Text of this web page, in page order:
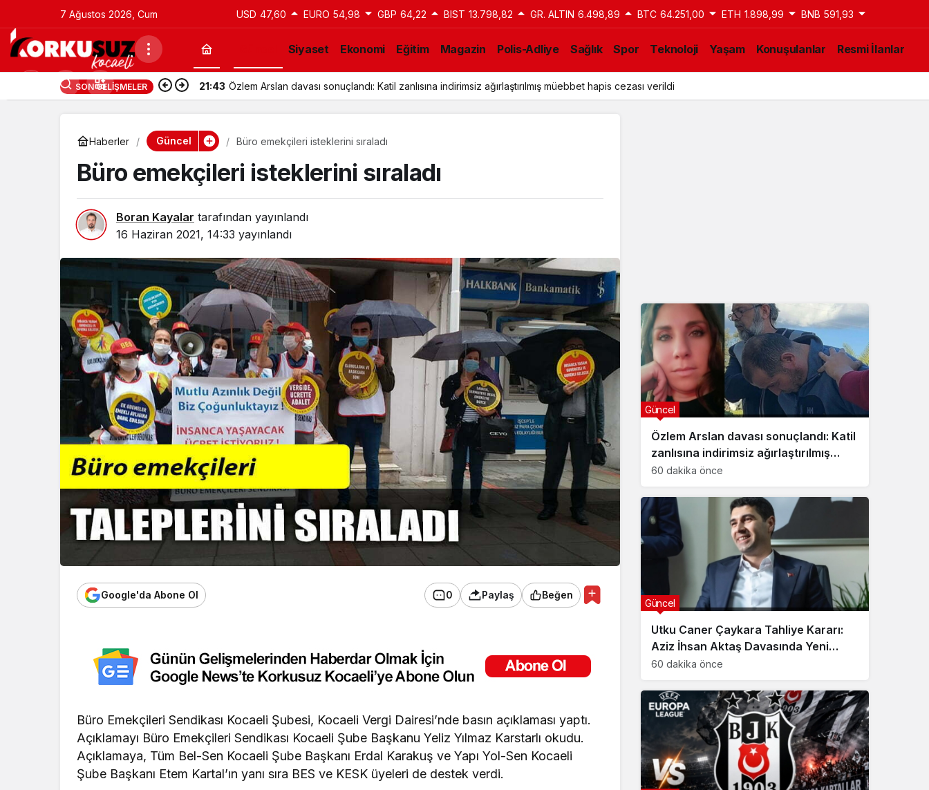
7 Ağustos 2026, Cum USD 47,60 EURO 54,98 GBP 64,22 BIST 13.798,82 GR. ALTIN 6.498,89 BTC 64.251,00 ETH 1.898,99 BNB 591,93
Siyaset Ekonomi Eğitim Magazin Polis-Adliye Sağlık Spor Teknoloji Yaşam Konuşulanlar Resmi İlanlar
SON GELIŞMELER 21:43 Utku Caner Çaykara Tahliye Kararı: Aziz İhsan Aktaş Davasında Yeni Gelişme
Haberler Güncel Büro emekçileri isteklerini sıraladı
Büro emekçileri isteklerini sıraladı
Boran Kayalar tarafından yayınlandı
16 Haziran 2021, 14:33 yayınlandı
Google'da Abone Ol 0 Paylaş Beğen
Büro Emekçileri Sendikası Kocaeli Şubesi, Kocaeli Vergi Dairesi’nde basın açıklaması yaptı.
Açıklamayı Büro Emekçileri Sendikası Kocaeli Şube Başkanu Yeliz Yılmaz Karstarlı okudu.
Açıklamaya, Tüm Bel-Sen Kocaeli Şube Başkanı Erdal Karakuş ve Yapı Yol-Sen Kocaeli
Şube Başkanı Etem Kartal’ın yanı sıra BES ve KESK üyeleri de destek verdi.
Özlem Arslan davası sonuçlandı: Katil
zanlısına indirimsiz ağırlaştırılmış
müebbet hapis cezası verildi
60 dakika önce
Güncel
Utku Caner Çaykara Tahliye Kararı:
Aziz İhsan Aktaş Davasında Yeni
Gelişme
60 dakika önce
Güncel